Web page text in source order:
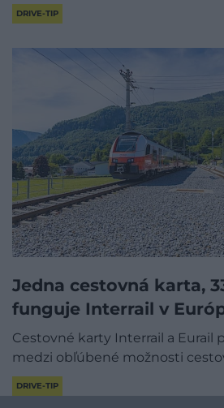
DRIVE-TIP
Jedna cestovná karta,
funguje Interrail v
Cestovné karty Interrail a Eurail
medzi obľúbené možnosti
DRIVE-TIP